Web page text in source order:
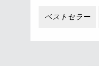
ベストセラー